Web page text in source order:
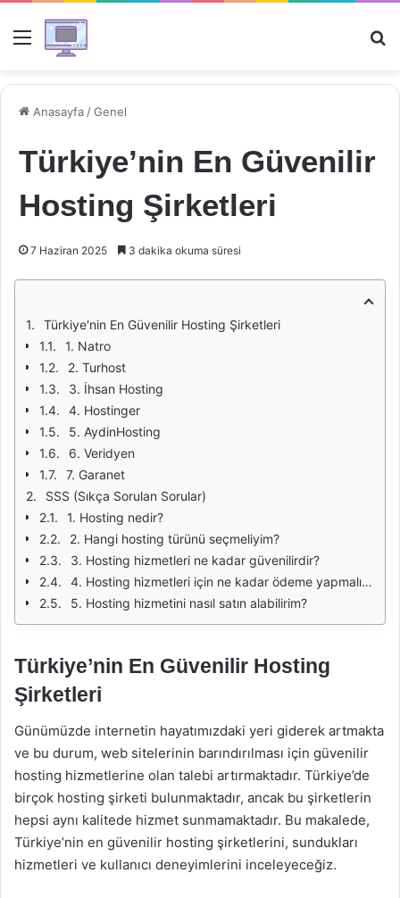
Menü
Anasayfa /Genel
Türkiye’nin En Güvenilir
Hosting Şirketleri
7 Haziran 2025 3 dakika okuma süresi
Türkiye'nin En Güvenilir Hosting Şirketleri
1. Natro
2. Turhost
3. İhsan Hosting
4. Hostinger
5. AydinHosting
6. Veridyen
7. Garanet
SSS (Sıkça Sorulan Sorular)
1. Hosting nedir?
2. Hangi hosting türünü seçmeliyim?
3. Hosting hizmetleri ne kadar güvenilirdir?
4. Hosting hizmetleri için ne kadar ödeme yapmalıyım?
5. Hosting hizmetini nasıl satın alabilirim?
Türkiye’nin En Güvenilir Hosting
Şirketleri
Günümüzde internetin hayatımızdaki yeri giderek artmakta
ve bu durum, web sitelerinin barındırılması için güvenilir
hosting hizmetlerine olan talebi artırmaktadır. Türkiye’de
birçok hosting şirketi bulunmaktadır, ancak bu şirketlerin
hepsi aynı kalitede hizmet sunmamaktadır. Bu makalede,
Türkiye’nin en güvenilir hosting şirketlerini, sundukları
hizmetleri ve kullanıcı deneyimlerini inceleyeceğiz.